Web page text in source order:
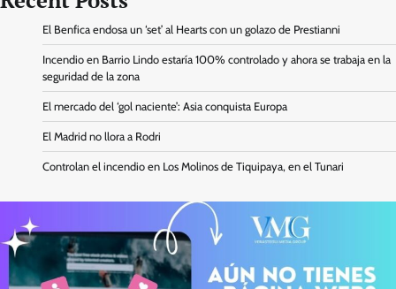
El Benfica endosa un ‘set’ al Hearts con un golazo de Prestianni
Incendio en Barrio Lindo estaría 100% controlado y ahora se trabaja en la
seguridad de la zona
El mercado del ‘gol naciente’: Asia conquista Europa
El Madrid no llora a Rodri
Controlan el incendio en Los Molinos de Tiquipaya, en el Tunari